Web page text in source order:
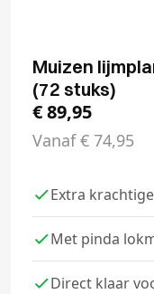
Muizen
(72 stuks)
€89,95
Vanaf€ 74,95
Extra
Met pinda
Direct klaar